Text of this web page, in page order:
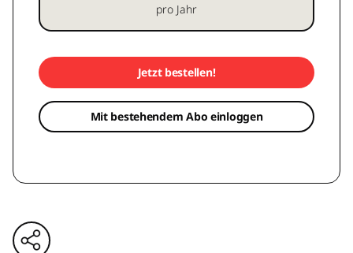
pro Jahr
Jetzt bestellen!
Mit bestehendem Abo einloggen